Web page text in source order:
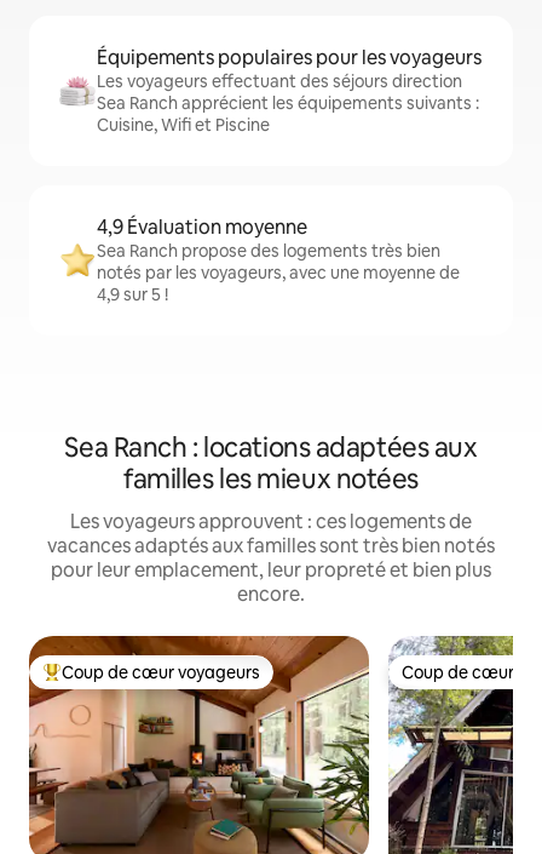
Équipements populaires pour les voyageurs
Les voyageurs effectuant des séjours direction
Sea Ranch apprécient les équipements suivants :
Cuisine, Wifi et Piscine
4,9 Évaluation moyenne
Sea Ranch propose des logements très bien
notés par les voyageurs, avec une moyenne de
4,9 sur 5 !
Sea Ranch : locations adaptées aux
familles les mieux notées
Les voyageurs approuvent : ces logements de
vacances adaptés aux familles sont très bien notés
pour leur emplacement, leur propreté et bien plus
encore.
Coups de cœur voyageurs les plus appréciés
Coup de cœur voyageurs Coup de cœur
Coup de cœur